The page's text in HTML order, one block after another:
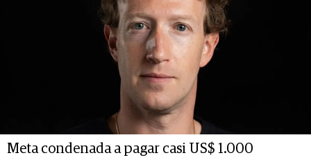
Meta condenada a pagar casi US$ 1.000